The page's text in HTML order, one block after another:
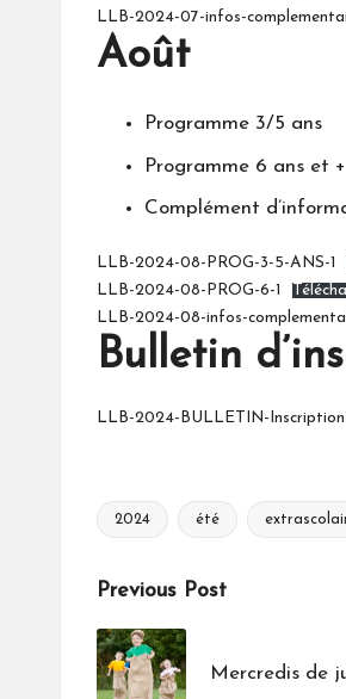
LLB-2024-07-infos-
Août
Programme 3/5 ans
Programme 6 ans et +
Complément
LLB-2024-08-PROG-3-5-ANS-1
LLB-2024-08-PROG-6-1
LLB-2024-08-infos-
Bulletin
LLB-2024-BULLETIN-
Tags:
2024 été
Post
navigation
Previous Post
Mercredis de